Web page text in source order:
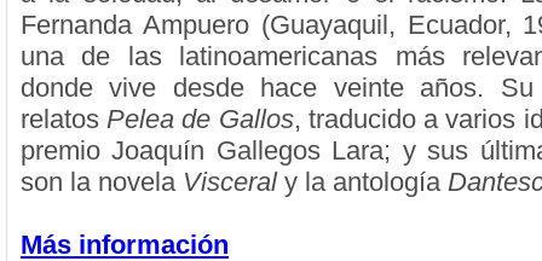
Fernanda Ampuero (Guayaquil, Ecuador,
una de las latinoamericanas más
donde vive desde hace veinte años.
relatosPelea de Gallos, traducido a varios
premio Joaquín Gallegos Lara; y sus
son la novela Visceral y la antología
Más información